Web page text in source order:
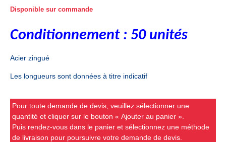
Disponible sur commande
Conditionnement: 50 unités
Acier zingué
Les longueurs sont données à titre indicatif
Pour toute demande de devis, veuillez sélectionner une
quantité et cliquer sur le bouton « Ajouter au panier ».
Puis rendez-vous dans le panier et sélectionnez une méthode
de livraison pour poursuivre votre demande de devis.